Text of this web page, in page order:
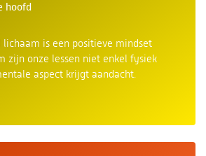
hoofd
lichaam is een positieve mindset
zijn onze lessen niet enkel fysiek
aspect krijgt aandacht.